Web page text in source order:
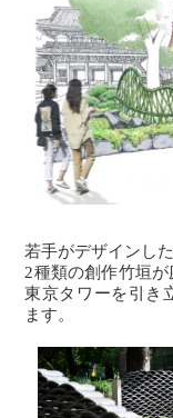
若手がデザインし
2種類の創作竹垣
東京タワーを引き
ます。